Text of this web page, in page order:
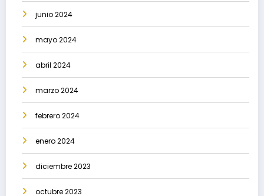
junio 2024
mayo 2024
abril 2024
marzo 2024
febrero 2024
enero 2024
diciembre 2023
octubre 2023